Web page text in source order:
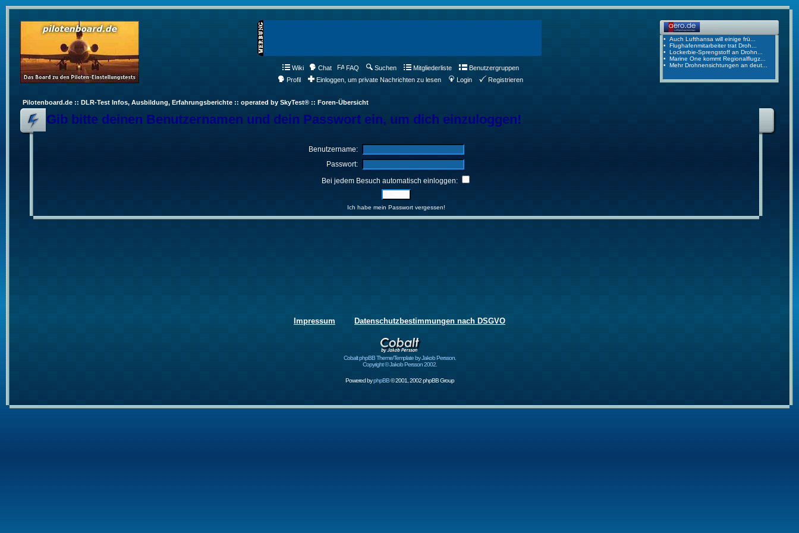
Wiki Chat FAQ Suchen Mitgliederliste
Benutzergruppen
Profil
Einloggen, um private Nachrichten zu lesen Login Registrieren
Pilotenboard.de :: DLR-Test Infos, Ausbildung, Erfahrungsberichte :: operated by SkyTest® :: Foren-Übersicht
Gib bitte deinen Benutzernamen und dein Passwort ein, um dich einzuloggen!
Benutzername:
Passwort:
Bei jedem Besuch automatisch einloggen:
Ich habe mein Passwort vergessen!
Impressum Datenschutzbestimmungen nach DSGVO
Cobalt phpBB Theme/Template by Jakob Persson.
Copyright © Jakob Persson 2002.
Powered byphpBB© 2001, 2002 phpBB Group